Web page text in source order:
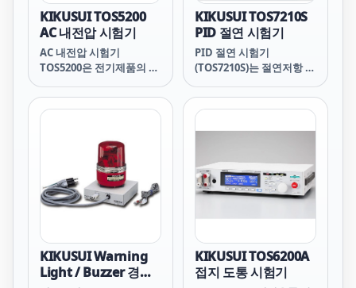
KIKUSUI TOS5200
AC 내전압 시험기
AC 내전압 시험기
TOS5200은 전기제품의 안
시험 중에서 내전압 시험을
하기 위한 시험기입니다.
로, IEC, EN, UL, VDE, JIS
등 각국의 안전 규격 및 전
기용품 안전법의 요구사항
에 기초한 전자 기기, 전자
부품의 내전압 시험이 가능
스위칭 앰프를 도입함으로
써 시험 전압의 안전성을
향상.
KIKUSUI TOS7210S
PID 절연 시험기
PID 절연 시험기
(TOS7210S)는 절연저항 시
로 태양전지 모듈의
PID(Potential Induced
Degradation) 현상 평가
험기입니다.
KIKUSUI Warning
Light / Buzzer 경고
KIKUSUI TOS6200A
접지 도통 시험기